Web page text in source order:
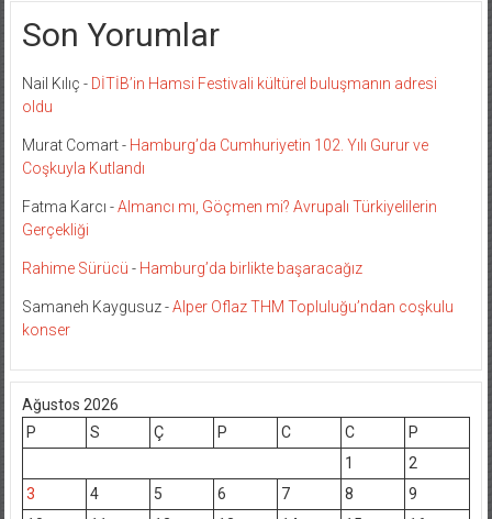
Son Yorumlar
Nail Kılıç - DİTİB’in Hamsi Festivali kültürel buluşmanın adresi
oldu
Murat Comart- Hamburg’da Cumhuriyetin 102. Yılı Gurur ve
Coşkuyla Kutlandı
Fatma Karcı -Almancı mı, Göçmen mi? Avrupalı Türkiyelilerin
Gerçekliği
Rahime Sürücü - Hamburg’da birlikte başaracağız
Samaneh Kaygusuz-Alper Oflaz THM Topluluğu’ndan coşkulu
konser
Ağustos 2026
P
S Ç P C C
P
1
2
3
4 5 6 7 8
9